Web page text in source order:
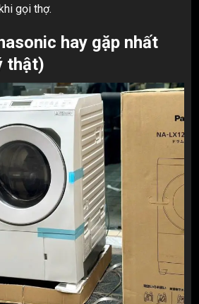
gọi thợ.
hay gặp nhất
thật)